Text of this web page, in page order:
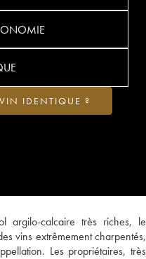
argilo-calcaire très riches, le
vins extrêmement charpentés,
Les propriétaires, très
IDENTIQUE ?